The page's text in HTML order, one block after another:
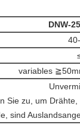
DNW-
variables
Sie zu, um
sind